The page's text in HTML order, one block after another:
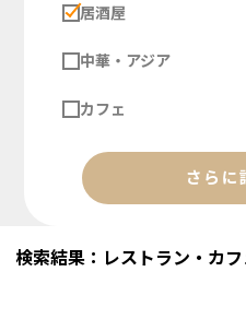
居酒屋
中華・アジア
カフェ
さらに
検索結果：レストラン・カフ